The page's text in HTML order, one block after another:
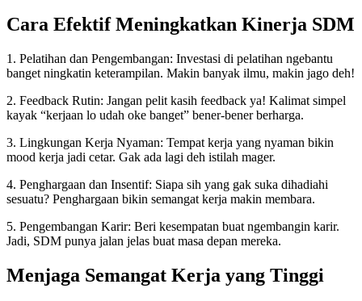
Cara Efektif Meningkatkan Kinerja SDM
1. Pelatihan dan Pengembangan: Investasi di pelatihan ngebantu
banget ningkatin keterampilan. Makin banyak ilmu, makin jago deh!
2. Feedback Rutin: Jangan pelit kasih feedback ya! Kalimat simpel
kayak “kerjaan lo udah oke banget” bener-bener berharga.
3. Lingkungan Kerja Nyaman: Tempat kerja yang nyaman bikin
mood kerja jadi cetar. Gak ada lagi deh istilah mager.
4. Penghargaan dan Insentif: Siapa sih yang gak suka dihadiahi
sesuatu? Penghargaan bikin semangat kerja makin membara.
5. Pengembangan Karir: Beri kesempatan buat ngembangin karir.
Jadi, SDM punya jalan jelas buat masa depan mereka.
Menjaga Semangat Kerja yang Tinggi